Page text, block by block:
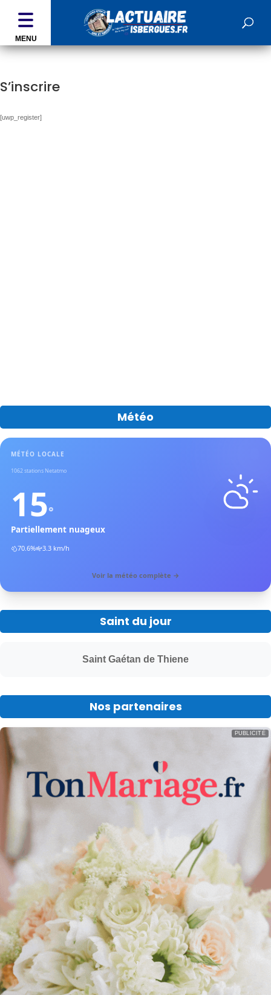
MENU
S’inscrire
[uwp_register]
Météo
MÉTÉO LOCALE
1062stations Netatmo
15°
Partiellement nuageux
70.6% 3.3 km/h
Voir la météo complète →
Saint du jour
Saint Gaétan de Thiene
Nos partenaires
PUBLICITÉ